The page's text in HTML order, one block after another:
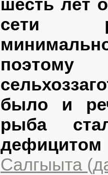
шесть лет
сети
было и
рыба
Салгыыта